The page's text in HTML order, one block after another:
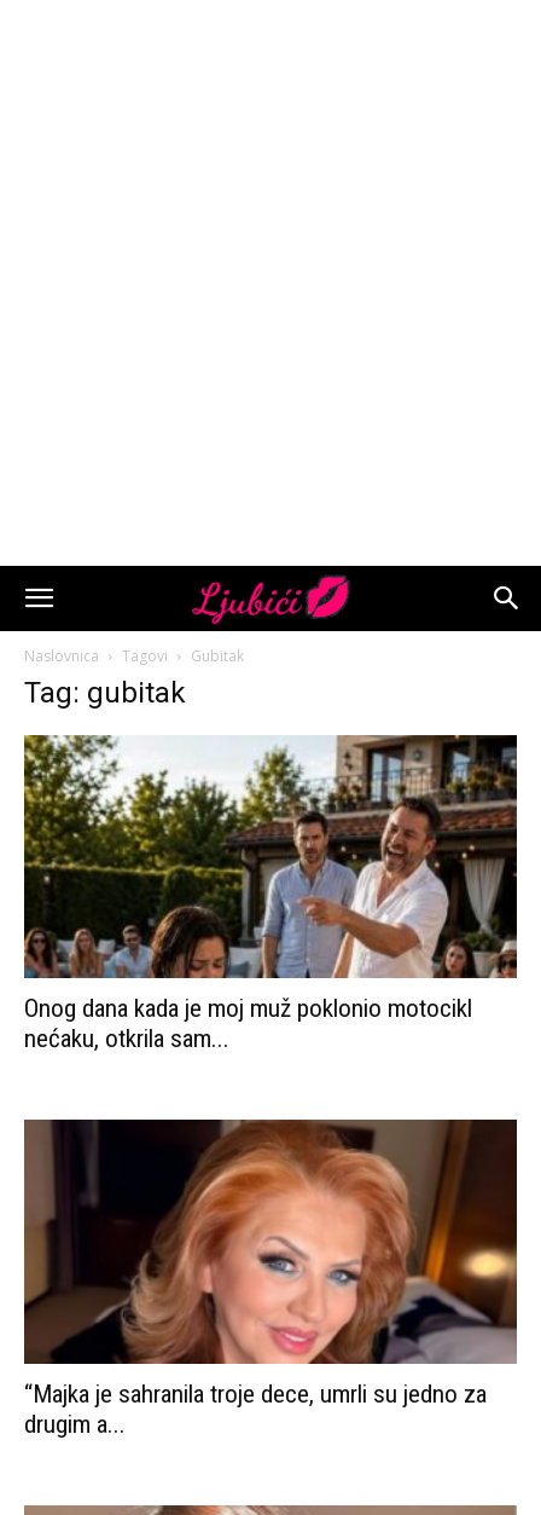
Naslovnica Tagovi Gubitak
Tag: gubitak
Onog dana kada je moj muž poklonio motocikl
nećaku, otkrila sam...
“Majka je sahranila troje dece, umrli su jedno za
drugim a...